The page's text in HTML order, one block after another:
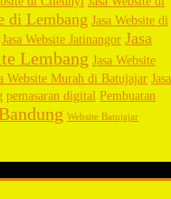
di Lembang Jasa Website di
Jasa Website Jatinangor Jasa
Lembang Jasa Website
Website Murah di Batujajar Jasa
pemasaran digital Pembuatan
Website Batujajar